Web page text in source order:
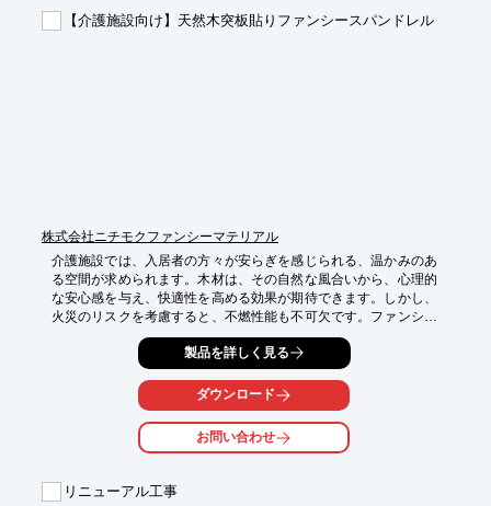
・食堂
【介護施設向け】天然木突板貼りファンシースパンドレル
株式会社ニチモクファンシーマテリアル
介護施設では、入居者の方々が安らぎを感じられる、温かみのあ
る空間が求められます。木材は、その自然な風合いから、心理的
な安心感を与え、快適性を高める効果が期待できます。しかし、
火災のリスクを考慮すると、不燃性能も不可欠です。ファンシー
スパンドレルは、天然木突板仕上げでありながら、不燃認定を取
得しており、安全性を確保しつつ、木の温もりを提供します。
【活用シーン】
・ラウンジや居室の壁面
・エントランスや廊下の天井
・レクリエーションスペース
・木のぬくもりによる安らぎと快適性の向上
製品を詳しく見る
ダウンロード
お問い合わせ
リニューアル工事